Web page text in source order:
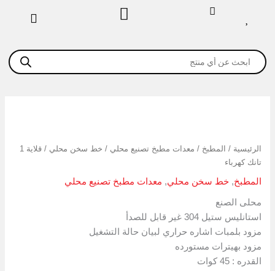
Products
search
الرئيسية / المطبخ / معدات مطبخ تصنيع محلي / خط سخن محلي
/ قلاية 1
تانك كهرباء
المطبخ,خط سخن محلي, معدات مطبخ تصنيع محلي
محلى الصنع
استانليس ستيل 304 غير قابل للصدأ
مزود بلمبات اشاره حراري لبيان حالة التشغيل
مزود بهيترات مستورده
القدره : 45 كوات
تانك
كهرباء